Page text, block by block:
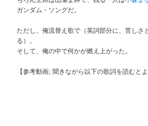
ガンダム・ソングだ。
ただし、俺流替え歌で（英詞部分に、苦しさ
る）。
そして、俺の中で何かが燃え上がった。
【参考動画; 聞きながら以下の歌詞を読むとよ